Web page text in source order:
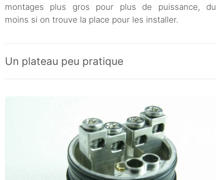
montages plus gros pour plus de puissance, du
moins si on trouve la place pour les installer.
Un plateau peu pratique